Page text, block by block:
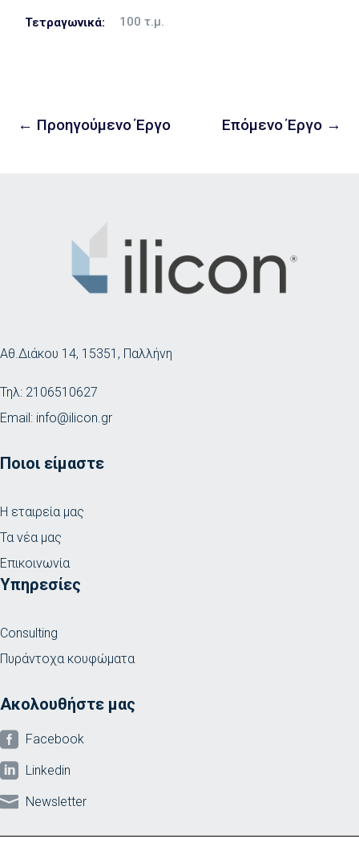
Τετραγωνικά: 100 τ.μ.
← Προηγούμενο Έργο Επόμενο Έργο→
Αθ.Διάκου 14, 15351, Παλλήνη
Τηλ: 2106510627
Email: info@ilicon.gr
Ποιοι είμαστε
Η εταιρεία μας
Τα νέα μας
Επικοινωνία
Υπηρεσίες
Consulting
Πυράντοχα κουφώματα
Ακολουθήστε μας
 Facebook
 Linkedin
 Newsletter